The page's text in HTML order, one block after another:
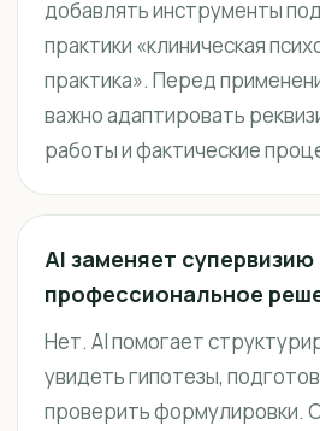
добавлять инструменты
практики «клиническая
практика». Перед
важно адаптировать
работы и фактические
AI заменяет супервизию
профессиональное
Нет. AI помогает
увидеть гипотезы,
проверить формулировки.